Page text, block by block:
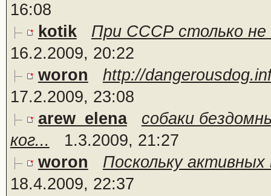
16:08
kotik
При СССР столько не
16.2.2009, 20:22
woron
http://
17.2.2009, 23:08
arew_elena
собаки
ког...
1.3.2009, 21:27
woron
Поскольку
18.4.2009, 22:37